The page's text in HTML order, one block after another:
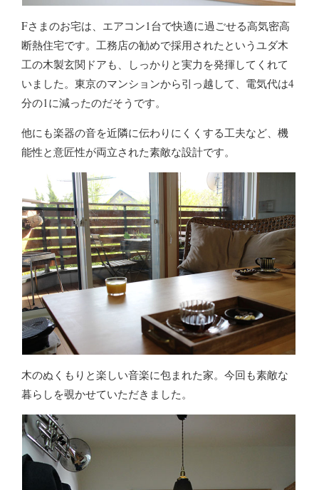
Fさまのお宅は、エアコン1台で快適に過ごせる高気密高
断熱住宅です。工務店の勧めで採用されたというユダ木
工の木製玄関ドアも、しっかりと実力を発揮してくれて
いました。東京のマンションから引っ越して、電気代は4
分の1に減ったのだそうです。
他にも楽器の音を近隣に伝わりにくくする工夫など、機
能性と意匠性が両立された素敵な設計です。
木のぬくもりと楽しい音楽に包まれた家。今回も素敵な
暮らしを覗かせていただきました。